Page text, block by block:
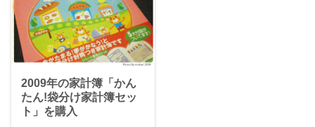
2009年の家計簿「かん
たん!袋分け家計簿セッ
ト」を購入